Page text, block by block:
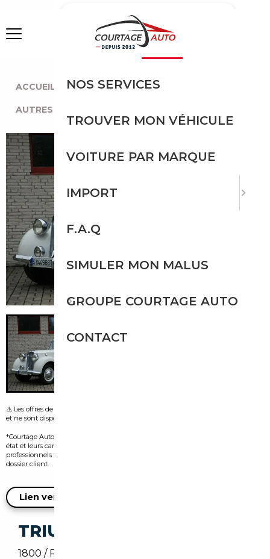
ACCUEIL TOUTES LES MARQUES
AUTRES
⚠️ Les offres de leasing visibles sur certaines images sont fournies par le vendeur
et ne sont disponibles que dans le pays d’origine de l’annonce.
*Courtage Auto n’est pas vendeur des véhicules présentés. Leur disponibilité, leur
état et leurs caractéristiques dépendent exclusivement des vendeurs
professionnels tiers et doivent être confirmés auprès d’eux lors de l’ouverture du
dossier client.
Lien vers l'annonce du vendeur
TRIUMPH
1800 / Renown /Rolls / Saloon / Rarität
MENU
NOS SERVICES
TROUVER MON VÉHICULE
VOITURE PAR MARQUE
IMPORT
F.A.Q
SIMULER MON MALUS
GROUPE COURTAGE AUTO
CONTACT